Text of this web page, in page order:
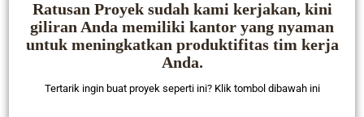
Ratusan Proyek sudah kami kerjakan, kini
giliran Anda memiliki kantor yang nyaman
untuk meningkatkan produktifitas tim kerja
Anda.
Tertarik ingin buat proyek seperti ini? Klik tombol dibawah ini